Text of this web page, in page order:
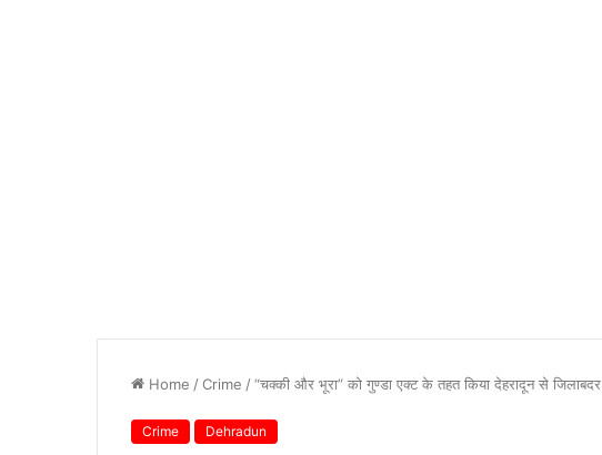
Home /Crime /“चक्की और भूरा” को गुण्डा एक्ट के तहत किया देहरादून से जिलाबदर
Crime Dehradun